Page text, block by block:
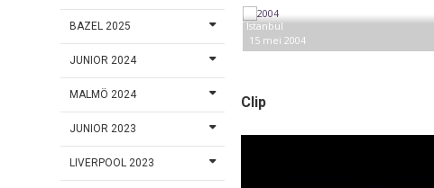
BAZEL 2025
JUNIOR 2024
MALMÖ 2024
JUNIOR 2023
LIVERPOOL 2023
Istanbul
15 mei 2004
Clip